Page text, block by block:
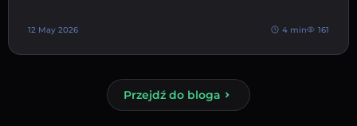
12 May 2026 4 min 161
Przejdź do bloga